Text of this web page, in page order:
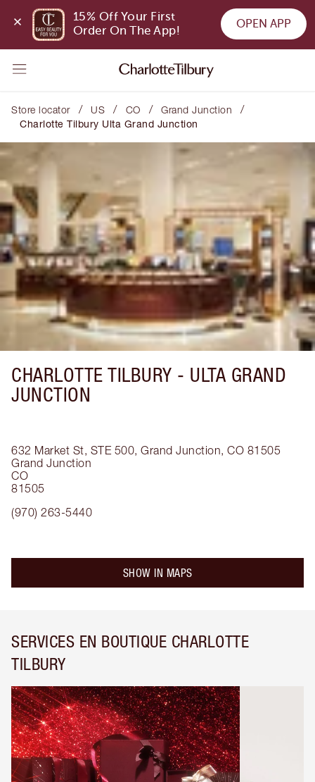
15% Off Your First
Order On The App!
OPEN APP
Store locator / US / CO / Grand Junction /
Charlotte Tilbury Ulta Grand Junction
CHARLOTTE TILBURY - ULTA GRAND
JUNCTION
632 Market St, STE 500, Grand Junction, CO 81505
Grand Junction
CO
81505
(970) 263-5440
SHOW IN MAPS
SERVICES EN BOUTIQUE CHARLOTTE
TILBURY